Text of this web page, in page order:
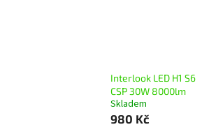
Interlook LED H1 S6
CSP 30W 8000lm
Skladem
980 Kč